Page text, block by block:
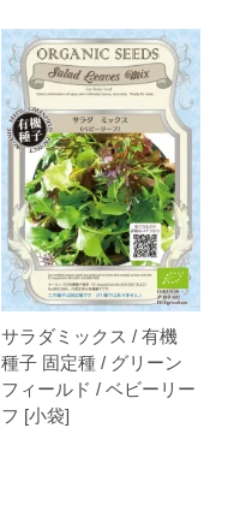
サラダミックス / 有機
種子 固定種 / グリーン
フィールド / ベビーリー
フ [小袋]